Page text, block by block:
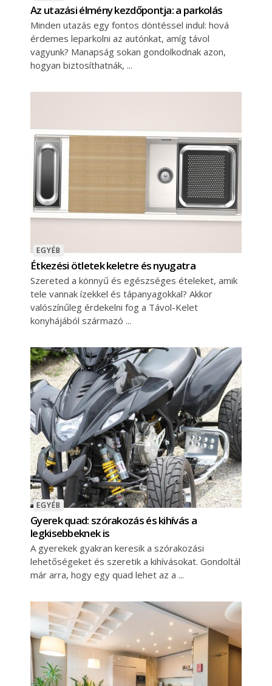
Az utazási élmény kezdőpontja: a parkolás
Minden utazás egy fontos döntéssel indul: hová
érdemes leparkolni az autónkat, amíg távol
vagyunk? Manapság sokan gondolkodnak azon,
hogyan biztosíthatnák,
EGYÉB
Étkezési ötletek keletre és nyugatra
Szereted a könnyű és egészséges ételeket, amik
tele vannak ízekkel és tápanyagokkal? Akkor
valószínűleg érdekelni fog a Távol-Kelet
konyhájából származó
EGYÉB
Gyerek quad: szórakozás és kihívás a
legkisebbeknek is
A gyerekek gyakran keresik a szórakozási
lehetőségeket és szeretik a kihívásokat. Gondoltál
már arra, hogy egy quad lehet az a